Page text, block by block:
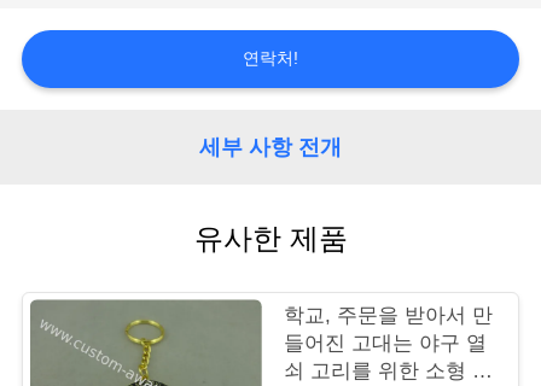
행
연락처!
세부 사항 전개
유사한 제품
학교, 주문을 받아서 만
들어진 고대는 야구 열
쇠 고리를 위한 소형 선